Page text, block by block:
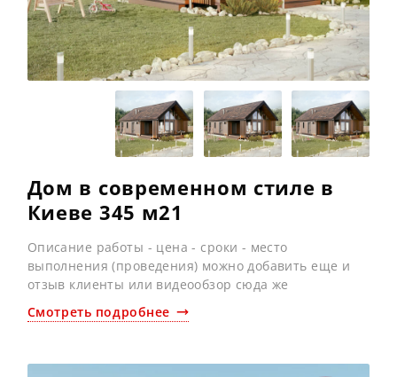
Дом в современном стиле в
Киеве 345 м21
Описание работы - цена - сроки - место
выполнения (проведения) можно добавить еще и
отзыв клиенты или видеообзор сюда же
Смотреть подробнее